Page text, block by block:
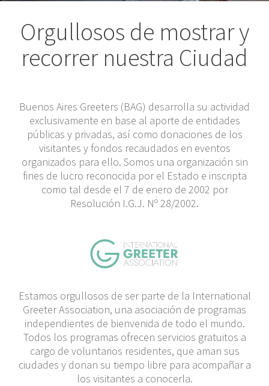
Orgullosos de mostrar y
recorrer nuestra Ciudad
Buenos Aires Greeters (BAG) desarrolla su actividad
exclusivamente en base al aporte de entidades
públicas y privadas, así como donaciones de los
visitantes y fondos recaudados en eventos
organizados para ello. Somos una organización sin
fines de lucro reconocida por el Estado e inscripta
como tal desde el 7 de enero de 2002 por
Resolución I.G.J. Nº 28/2002.
Estamos orgullosos de ser parte de la International
Greeter Association, una asociación de programas
independientes de bienvenida de todo el mundo.
Todos los programas ofrecen servicios gratuitos a
cargo de voluntarios residentes, que aman sus
ciudades y donan su tiempo libre para acompañar a
los visitantes a conocerla.